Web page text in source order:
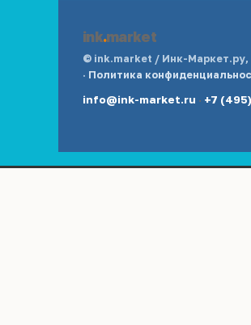
ink.market
© ink.market / Инк-
· Политика
info@ink-market.ru · +7